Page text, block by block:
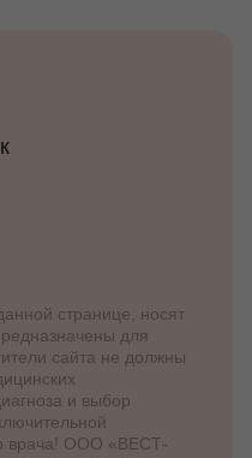
странице, носят
для
сайта не должны
и выбор
врача! ООО «ВЕСТ-